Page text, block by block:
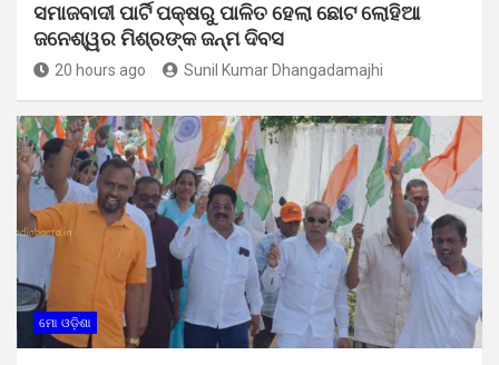
ସମାଜବାଦୀ ପାର୍ଟି ପକ୍ଷରୁ ପାଳିତ ହେଲା ଛୋଟ ଲୋହିଆ
ଜନେଶ୍ୱର ମିଶ୍ରଙ୍କ ଜନ୍ମ ଦିବସ
20 hours ago Sunil Kumar Dhangadamajhi
ମୋ ଓଡ଼ିଶା